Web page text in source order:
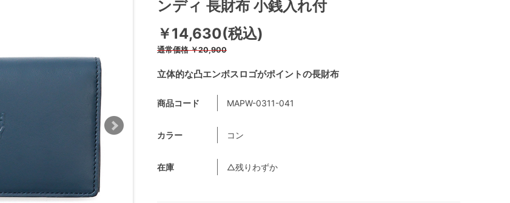
立体的な凸エンボスロゴがポイントの長財布
ンディ 長財布 小銭入れ付
￥14,630(税込)
通常価格￥20,900
商品コード MAPW-0311-041
カラー コン
在庫 △残りわずか